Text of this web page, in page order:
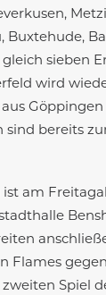
Buxtehude,
sieben
wird
sind bereits
am
Flames
Spiel